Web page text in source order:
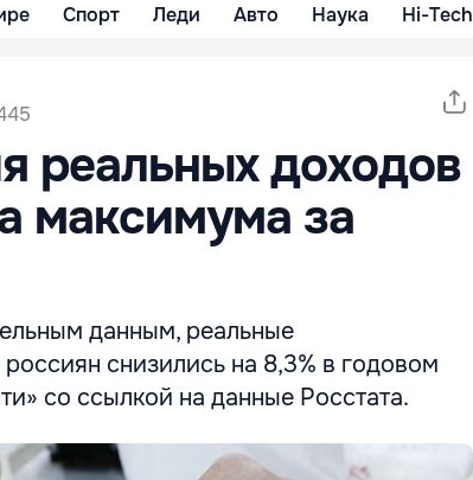
Спорт Леди Авто Наука Hi-Tech
реальных доходов
максимума за
данным, реальные
снизились на 8,3% в годовом
со ссылкой на данные Росстата.